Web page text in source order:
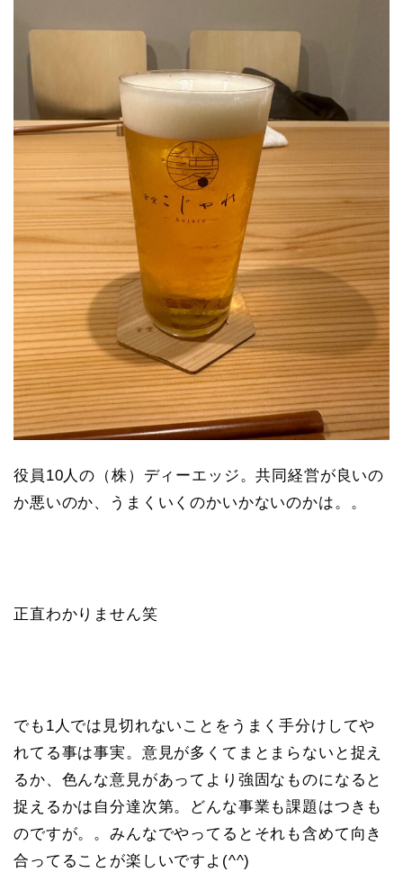
役員10人の（株）ディーエッジ。共同経営が良いの
か悪いのか、うまくいくのかいかないのかは。。
正直わかりません笑
でも1人では見切れないことをうまく手分けしてや
れてる事は事実。意見が多くてまとまらないと捉え
るか、色んな意見があってより強固なものになると
捉えるかは自分達次第。どんな事業も課題はつきも
のですが。。みんなでやってるとそれも含めて向き
合ってることが楽しいですよ(^^)